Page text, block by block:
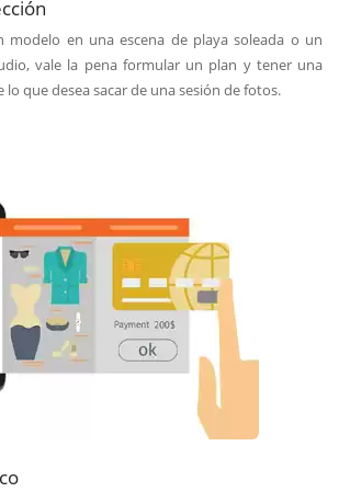
modelo en una escena de playa soleada o un
vale la pena formular un plan y tener una
que desea sacar de una sesión de fotos.